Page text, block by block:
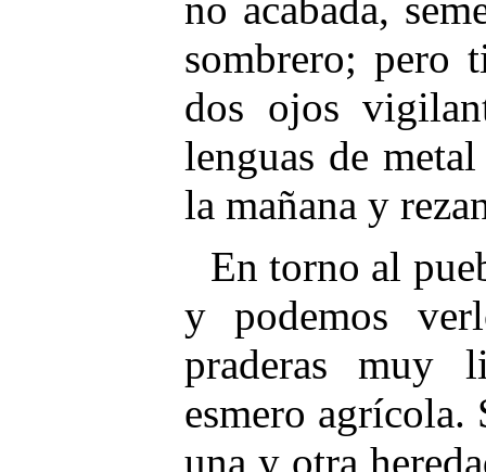
sombrero; pero
dos ojos
lenguas de
la mañana y
En torno al
y podemos
praderas muy
esmero agrícola.
una y otra